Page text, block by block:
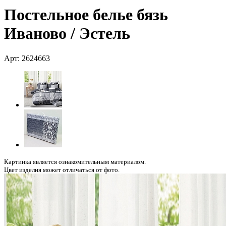
Постельное белье бязь
Иваново / Эстель
Арт: 2624663
Картинка является ознакомительным материалом.
Цвет изделия может отличаться от фото.